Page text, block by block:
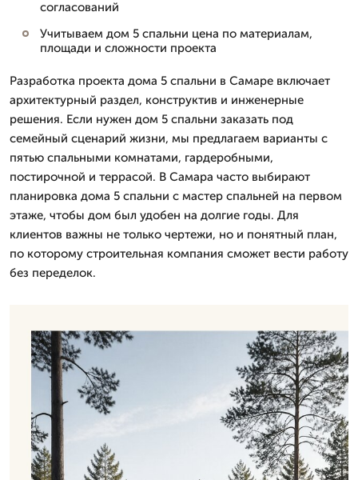
согласований
Учитываем дом 5 спальни цена по материалам,
площади и сложности проекта
Разработка проекта дома 5 спальни в Самаре включает
архитектурный раздел, конструктив и инженерные
решения. Если нужен дом 5 спальни заказать под
семейный сценарий жизни, мы предлагаем варианты с
пятью спальными комнатами, гардеробными,
постирочной и террасой. В Самара часто выбирают
планировка дома 5 спальни с мастер спальней на первом
этаже, чтобы дом был удобен на долгие годы. Для
клиентов важны не только чертежи, но и понятный план,
по которому строительная компания сможет вести работу
без переделок.